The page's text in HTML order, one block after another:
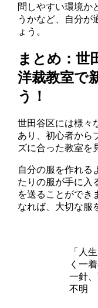
問しやすい環境か
うかなど、自分が
ょう。
まとめ：世
洋裁教室で
う！
世田谷区には様々
あり、初心者から
ズに合った教室を
自分の服を作れる
たりの服が手に入
を送ることができ
なれば、大切な服
「人
く一
一針
不明